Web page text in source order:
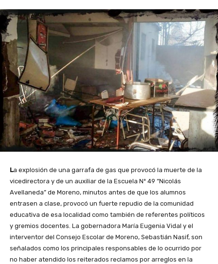
La explosión de una garrafa de gas que provocó la muerte de la
vicedirectora y de un auxiliar de la Escuela Nº 49 “Nicolás
Avellaneda” de Moreno, minutos antes de que los alumnos
entrasen a clase, provocó un fuerte repudio de la comunidad
educativa de esa localidad como también de referentes políticos
y gremios docentes. La gobernadora María Eugenia Vidal y el
interventor del Consejo Escolar de Moreno, Sebastián Nasif, son
señalados como los principales responsables de lo ocurrido por
no haber atendido los reiterados reclamos por arreglos en la